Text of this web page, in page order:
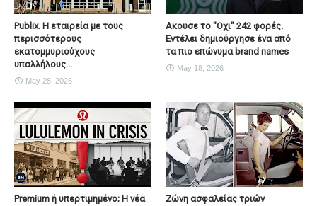
Publix. Η εταιρεία με τους
περισσότερους
εκατομμυριούχους
υπαλλήλους...
May 28, 2026
Ακουσε το "Οχι" 242 φορές.
Εντέλει δημιούργησε ένα από
τα πιο επώνυμα brand names
May 18, 2026
Premium ή υπερτιμημένο; Η νέα Ζώνη ασφαλείας τριών